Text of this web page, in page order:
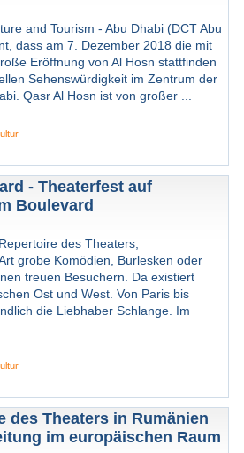
and Tourism - Abu Dhabi (DCT Abu
dass am 7. Dezember 2018 die mit
Eröffnung von Al Hosn stattfinden
Sehenswürdigkeit im Zentrum der
Qasr Al Hosn ist von großer ...
- Theaterfest auf
Boulevard
des Theaters,
grobe Komödien, Burlesken oder
treuen Besuchern. Da existiert
Ost und West. Von Paris bis
die Liebhaber Schlange. Im
des Theaters in Rumänien
im europäischen Raum